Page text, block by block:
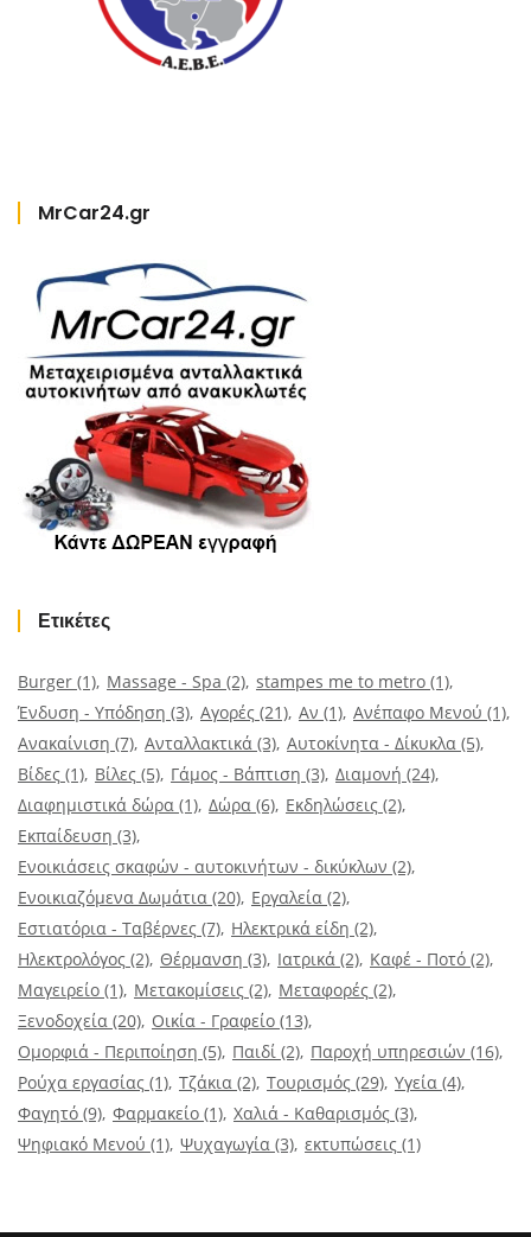
MrCar24.gr
Ετικέτες
Burger (1) Massage - Spa (2) stampes me to metro (1)
Ένδυση - Υπόδηση (3) Αγορές (21) Αν (1) Ανέπαφο Μενού (1)
Ανακαίνιση (7) Ανταλλακτικά (3) Αυτοκίνητα - Δίκυκλα (5)
Βίδες (1) Βίλες (5) Γάμος - Βάπτιση (3) Διαμονή (24)
Διαφημιστικά δώρα (1) Δώρα (6) Εκδηλώσεις (2)
Εκπαίδευση (3)
Ενοικιάσεις σκαφών - αυτοκινήτων - δικύκλων (2)
Ενοικιαζόμενα Δωμάτια (20) Εργαλεία (2)
Εστιατόρια - Ταβέρνες (7) Ηλεκτρικά είδη (2)
Ηλεκτρολόγος (2) Θέρμανση (3) Ιατρικά (2) Καφέ - Ποτό (2)
Μαγειρείο (1) Μετακομίσεις (2) Μεταφορές (2)
Ξενοδοχεία (20) Οικία - Γραφείο (13)
Ομορφιά - Περιποίηση (5) Παιδί (2) Παροχή υπηρεσιών (16)
Ρούχα εργασίας (1) Τζάκια (2) Τουρισμός (29) Υγεία (4)
Φαγητό (9) Φαρμακείο (1) Χαλιά - Καθαρισμός (3)
Ψηφιακό Μενού (1) Ψυχαγωγία (3) εκτυπώσεις (1)